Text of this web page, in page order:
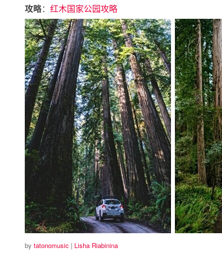
攻略： 红木国家公园攻略
by tatonomusic | Lisha Riabinina